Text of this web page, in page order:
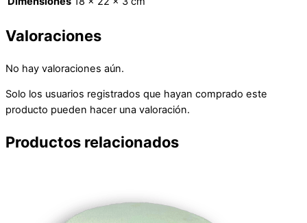
Valoraciones
No hay valoraciones aún.
Solo los usuarios registrados que hayan comprado este
producto pueden hacer una valoración.
Productos relacionados